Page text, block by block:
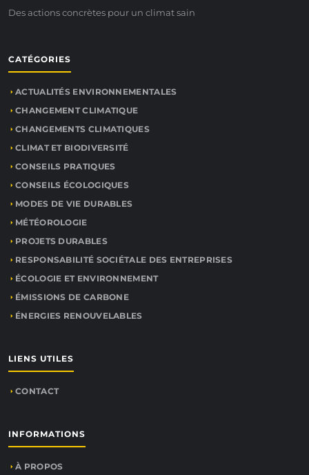
Des actions concrètes pour un climat sain
CATÉGORIES
ACTUALITÉS ENVIRONNEMENTALES
CHANGEMENT CLIMATIQUE
CHANGEMENTS CLIMATIQUES
CLIMAT ET BIODIVERSITÉ
CONSEILS PRATIQUES
CONSEILS ÉCOLOGIQUES
MODES DE VIE DURABLES
MÉTÉOROLOGIE
PROJETS DURABLES
RESPONSABILITÉ SOCIÉTALE DES ENTREPRISES
ÉCOLOGIE ET ENVIRONNEMENT
ÉMISSIONS DE CARBONE
ÉNERGIES RENOUVELABLES
LIENS UTILES
CONTACT
INFORMATIONS
À PROPOS